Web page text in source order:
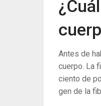
Antes de
cuerpo. La
ciento de
gen de la